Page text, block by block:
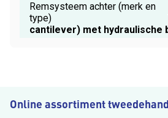
Remsysteem achter (merk en
type)
cantilever) met hydraulische
Online assortiment